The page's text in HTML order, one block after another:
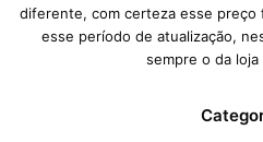
diferente, com certeza esse preço
esse período de atualização,
sempre o da